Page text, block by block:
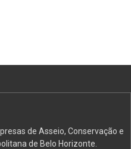
de Asseio, Conservação e
de Belo Horizonte.